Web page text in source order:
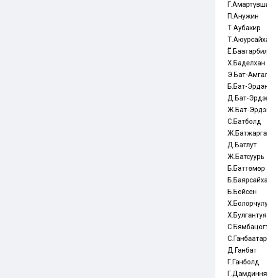
П.Анужин
Т.Аубакир
Х.Баделхан
Э.Бат-
Б.Бат-
Д.Бат-
Ж.Бат-
С.Батболд
Д.Батлут
Ж.Батсуурь
Б.Баттөмөр
Б.Бейсен
С.Ганбаатар
Д.Ганбат
Г.Ганболд